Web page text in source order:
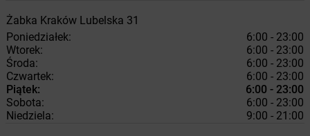
Żabka Kraków Lubelska 31
Poniedziałek:
6:00 - 23:00
Wtorek:
6:00 - 23:00
Środa:
6:00 - 23:00
Czwartek:
6:00 - 23:00
Piątek:
6:00 - 23:00
Sobota:
6:00 - 23:00
Niedziela:
9:00 - 21:00